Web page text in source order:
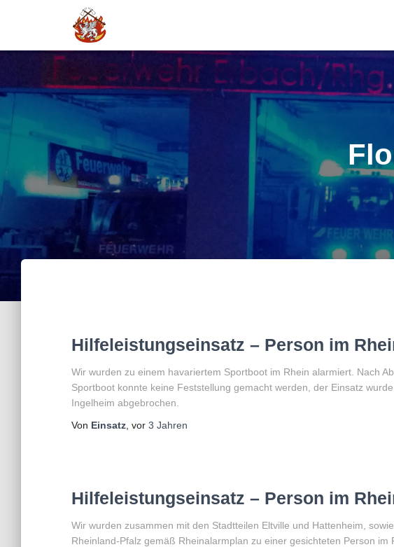
Hilfeleistungseinsatz – Person im
Wir wurden zu einem havariertem Sportboot im Rhein alarmiert. Nach
Sportboot konnte keine Feststellung gemacht werden, der Einsatz
Ingelheim abgebrochen.
Von Einsatz , vor 3 Jahren
Hilfeleistungseinsatz – Person im
Wir wurden zusammen mit den Stadtteilen Eltville und Hattenheim,
Rheinland-Pfalz gemäß Rheinalarmplan zu einer gesichteten Person im